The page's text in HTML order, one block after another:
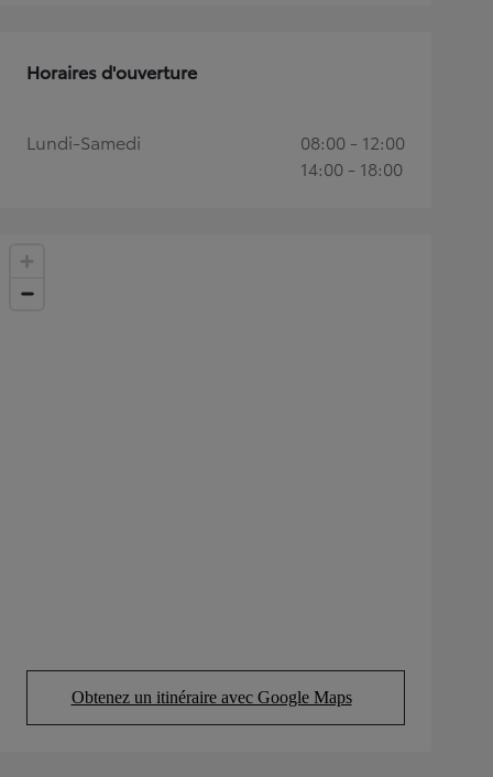
Obtenez un itinéraire avec Google Maps
(Opens in new tab)
Horaires d'ouverture
Lundi-Samedi
08:00 - 12:00
14:00 - 18:00